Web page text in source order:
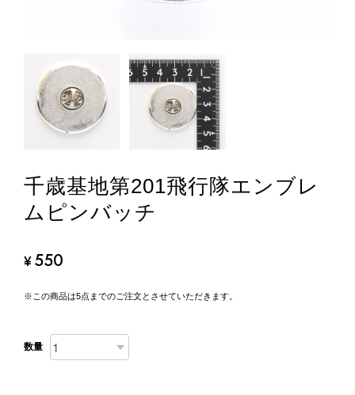
千歳基地第201飛行隊エンブレ
ムピンバッチ
¥550
※この商品は5点までのご注文とさせていただきます。
数量